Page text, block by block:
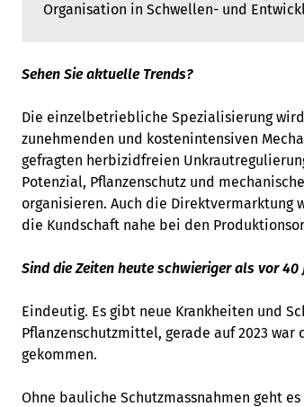
Organisation in Schwellen- und
Sehen Sie aktuelle Trends?
Die einzelbetriebliche Spezialisierung
zunehmenden und kostenintensiven
gefragten herbizidfreien
Potenzial, Pflanzenschutz und
organisieren. Auch die Direktvermarktung
die Kundschaft nahe bei den
Sind die Zeiten heute schwieriger als vor 40
Eindeutig. Es gibt neue Krankheiten und
Pflanzenschutzmittel, gerade auf 2023 war
gekommen.
Ohne bauliche Schutzmassnahmen geht